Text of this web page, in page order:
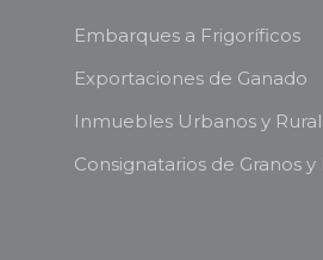
Embarques a Frigoríficos
Exportaciones de Ganado
Inmuebles Urbanos y
Consignatarios de Granos y